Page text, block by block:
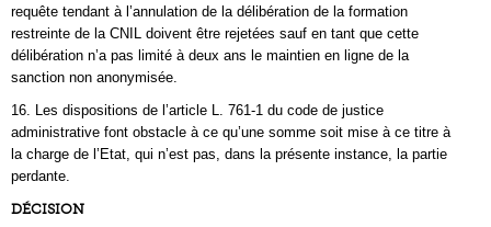
requête tendant à l’annulation de la délibération de la formation
restreinte de la CNIL doivent être rejetées sauf en tant que cette
délibération n’a pas limité à deux ans le maintien en ligne de la
sanction non anonymisée.
16. Les dispositions de l’article L. 761-1 du code de justice
administrative font obstacle à ce qu’une somme soit mise à ce titre à
la charge de l’Etat, qui n’est pas, dans la présente instance, la partie
perdante.
DÉCISION